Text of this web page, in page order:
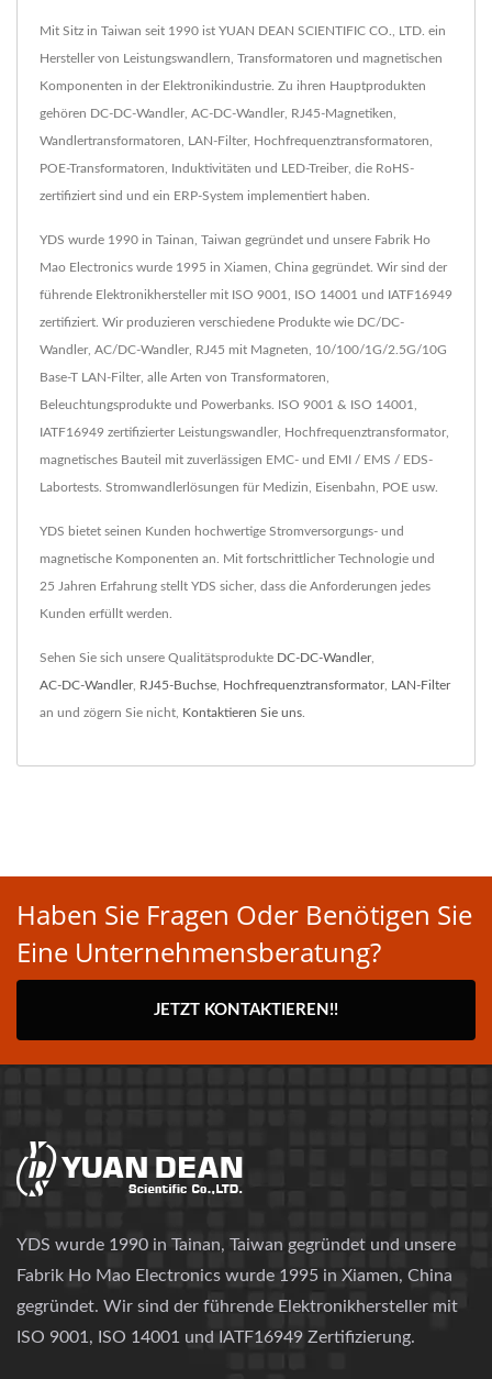
Mit Sitz in Taiwan seit 1990 ist YUAN DEAN SCIENTIFIC CO., LTD. ein
Hersteller von Leistungswandlern, Transformatoren und magnetischen
Komponenten in der Elektronikindustrie. Zu ihren Hauptprodukten
gehören DC-DC-Wandler, AC-DC-Wandler, RJ45-Magnetiken,
Wandlertransformatoren, LAN-Filter, Hochfrequenztransformatoren,
POE-Transformatoren, Induktivitäten und LED-Treiber, die RoHS-
zertifiziert sind und ein ERP-System implementiert haben.
YDS wurde 1990 in Tainan, Taiwan gegründet und unsere Fabrik Ho
Mao Electronics wurde 1995 in Xiamen, China gegründet. Wir sind der
führende Elektronikhersteller mit ISO 9001, ISO 14001 und IATF16949
zertifiziert. Wir produzieren verschiedene Produkte wie DC/DC-
Wandler, AC/DC-Wandler, RJ45 mit Magneten, 10/100/1G/2.5G/10G
Base-T LAN-Filter, alle Arten von Transformatoren,
Beleuchtungsprodukte und Powerbanks. ISO 9001 & ISO 14001,
IATF16949 zertifizierter Leistungswandler, Hochfrequenztransformator,
magnetisches Bauteil mit zuverlässigen EMC- und EMI / EMS / EDS-
Labortests. Stromwandlerlösungen für Medizin, Eisenbahn, POE usw.
YDS bietet seinen Kunden hochwertige Stromversorgungs- und
magnetische Komponenten an. Mit fortschrittlicher Technologie und
25 Jahren Erfahrung stellt YDS sicher, dass die Anforderungen jedes
Kunden erfüllt werden.
Sehen Sie sich unsere Qualitätsprodukte DC-DC-Wandler,
AC-DC-Wandler, RJ45-Buchse Hochfrequenztransformator, LAN-Filter
an und zögern Sie nicht, Kontaktieren Sie uns
Haben Sie Fragen Oder Benötigen Sie
Eine Unternehmensberatung?
JETZT KONTAKTIEREN!!
YDS wurde 1990 in Tainan, Taiwan gegründet und unsere
Fabrik Ho Mao Electronics wurde 1995 in Xiamen, China
gegründet. Wir sind der führende Elektronikhersteller mit
ISO 9001, ISO 14001 und IATF16949 Zertifizierung.